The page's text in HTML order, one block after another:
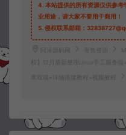
4. 本站提供的所有资源仅供参
业用途，请大家不要用于商用！
5. 侵权联系邮箱：
阿泽源码网 寄售资源
权】12月最新整理Linux手工服务
果双端+详细搭建教程+视频教程